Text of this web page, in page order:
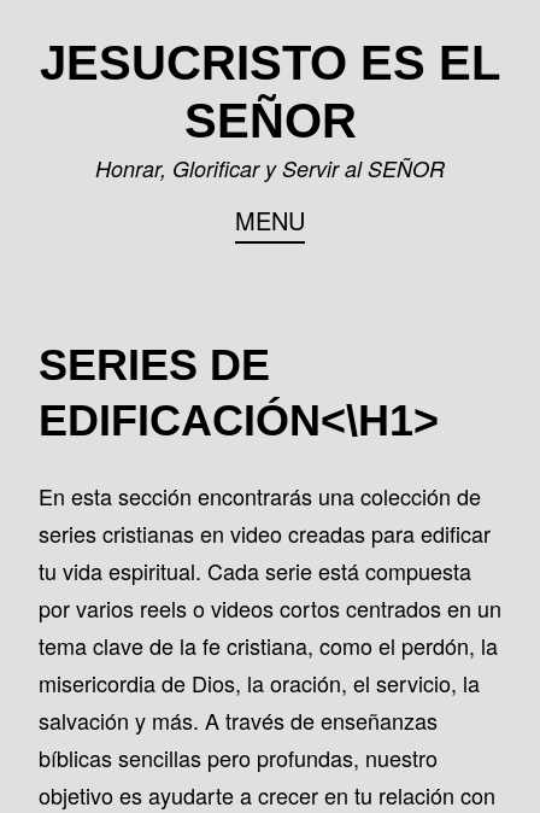
JESUCRISTO ES EL
SEÑOR
Honrar, Glorificar y Servir al SEÑOR
MENU
SERIES DE
EDIFICACIÓN<\H1>
En esta sección encontrarás una colección de
series cristianas en video creadas para edificar
tu vida espiritual. Cada serie está compuesta
por varios reels o videos cortos centrados en un
tema clave de la fe cristiana, como el perdón, la
misericordia de Dios, la oración, el servicio, la
salvación y más. A través de enseñanzas
bíblicas sencillas pero profundas, nuestro
objetivo es ayudarte a crecer en tu relación con